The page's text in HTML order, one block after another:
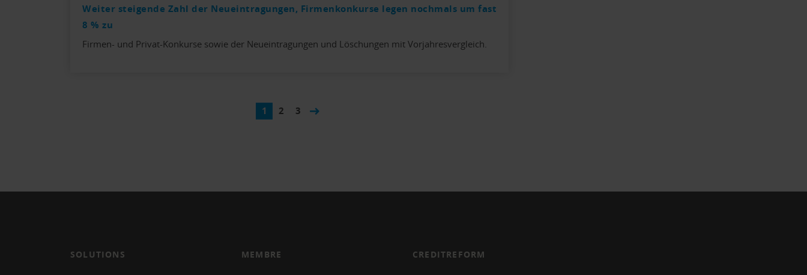
Weiter steigende Zahl der Neueintragungen, Firmenkonkurse legen nochmals um fast
8 % zu
Firmen- und Privat-Konkurse sowie der Neueintragungen und Löschungen mit Vorjahresvergleich.
1 2 3
SOLUTIONS MEMBRE CREDITREFORM